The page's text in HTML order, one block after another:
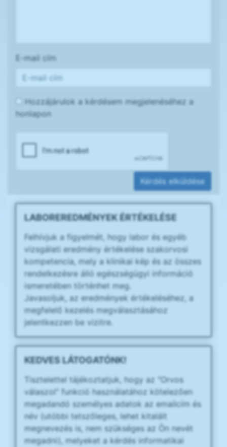
E-mail cím
Hozzájárulok a kérdésem megjelenéséhez a
honlapon
Kérdés elküldése
LABOREREDMÉNYEK ÉRTÉKELÉSE
Felhívjuk a figyelmét, hogy labor és egyéb
vizsgálati eredmény értékelése szakorvosi
kompetencia, mely a klinikai kép és az összes
rendelkezésre álló egészségügyi információ
ismeretében történhet meg.
Javasoljuk, az eredmények értékeléséhez, a
megfelelő kezelés megválasztásához
jelentkezzen be vizitre.
KEDVES LÁTOGATÓNK!
Tisztelettel tájékoztatjuk, hogy az "Orvos
válaszol" funkció használatához kötelezően
megadandó személyes adatok az emailcím és
név (utóbbi tetszőleges, lehet kitalált
megnevezés is, nem szükséges az Ön nevét
megadni), melyeket a kérdés informatikai